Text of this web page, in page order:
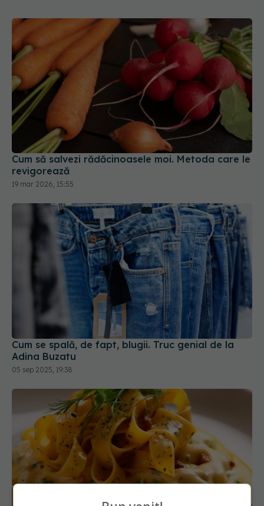
Cum să salvezi rădăcinoasele moi. Metoda care le
revigorează
19 mar 2026, 15:55
Cum se spală, de fapt, blugii. Truc genial de la
Adina Buzatu
05 sep 2025, 19:38
Cum să faci paste demne de Premiul Nobel.